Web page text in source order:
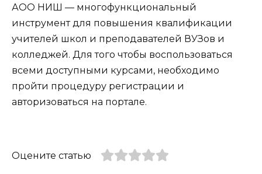
АОО НИШ — многофункциональный
инструмент для повышения квалификации
учителей школ и преподавателей ВУЗов и
колледжей. Для того чтобы воспользоваться
всеми доступными курсами, необходимо
пройти процедуру регистрации и
авторизоваться на портале.
Оцените статью